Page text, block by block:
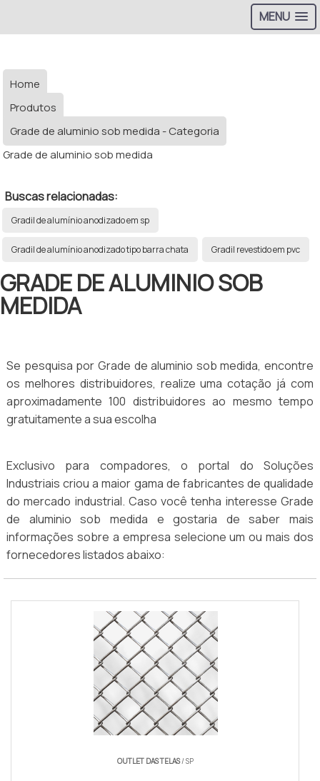
MENU
Home
Produtos
Grade de aluminio sob medida - Categoria
Grade de aluminio sob medida
Buscas relacionadas:
Gradil de alumínio anodizado em sp
Gradil de alumínio anodizado tipo barra chata Gradil revestido em pvc
GRADE DE ALUMINIO SOB
MEDIDA
Se pesquisa por Grade de aluminio sob medida, encontre
os melhores distribuidores, realize uma cotação já com
aproximadamente 100 distribuidores ao mesmo tempo
gratuitamente a sua escolha
Exclusivo para compadores, o portal do Soluções
Industriais criou a maior gama de fabricantes de qualidade
do mercado industrial. Caso você tenha interesse Grade
de aluminio sob medida e gostaria de saber mais
informações sobre a empresa selecione um ou mais dos
fornecedores listados abaixo:
OUTLET DAS TELAS/ SP